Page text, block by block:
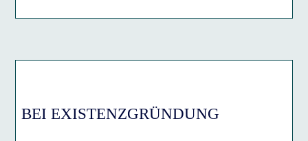
BEI EXISTENZGRÜNDUNG